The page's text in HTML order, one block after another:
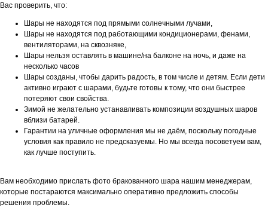
Вас проверить, что:
Шары не находятся под прямыми солнечными лучами,
Шары не находятся под работающими кондиционерами, фенами,
вентиляторами, на сквозняке,
Шары нельзя оставлять в машине/на балконе на ночь, и даже на
несколько часов
Шары созданы, чтобы дарить радость, в том числе и детям. Если дети
активно играют с шарами, будьте готовы к тому, что они быстрее
потеряют свои свойства.
Зимой не желательно устанавливать композиции воздушных шаров
вблизи батарей.
Гарантии на уличные оформления мы не даём, поскольку погодные
условия как правило не предсказуемы. Но мы всегда посоветуем вам,
как лучше поступить.
Вам необходимо прислать фото бракованного шара нашим менеджерам,
которые постараются максимально оперативно предложить способы
решения проблемы.